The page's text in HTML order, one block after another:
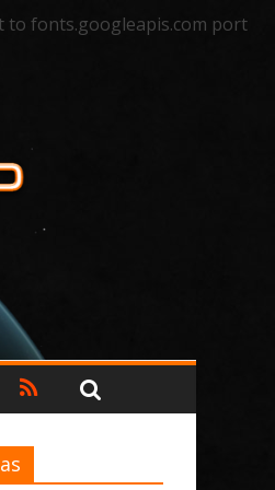
to fonts.googleapis.com port